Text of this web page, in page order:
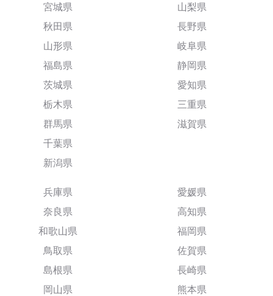
宮城県
秋田県
山形県
福島県
茨城県
栃木県
群馬県
千葉県
新潟県
山梨県
長野県
岐阜県
静岡県
愛知県
三重県
滋賀県
兵庫県
奈良県
和歌山県
鳥取県
島根県
岡山県
愛媛県
高知県
福岡県
佐賀県
長崎県
熊本県